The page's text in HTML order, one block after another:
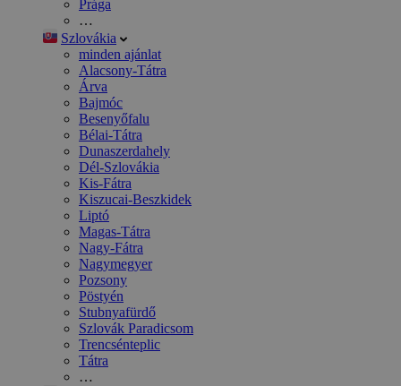
Prága
…
Szlovákia
minden ajánlat
Alacsony-Tátra
Árva
Bajmóc
Besenyőfalu
Bélai-Tátra
Dunaszerdahely
Dél-Szlovákia
Kis-Fátra
Kiszucai-Beszkidek
Liptó
Magas-Tátra
Nagy-Fátra
Nagymegyer
Pozsony
Pöstyén
Stubnyafürdő
Szlovák Paradicsom
Trencsénteplic
Tátra
…